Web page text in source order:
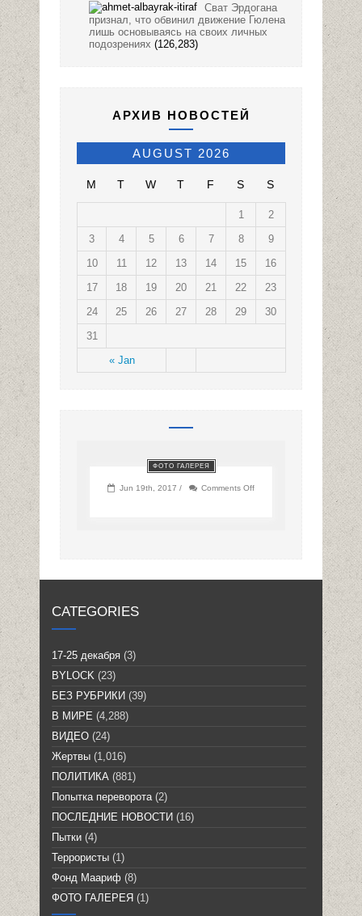
Сват Эрдогана
признал, что обвинил движение Гюлена
лишь основываясь на своих личных
подозрениях (126,283)
АРХИВ НОВОСТЕЙ
AUGUST 2026
M T W T F S S
« Jan
1
2
3
4 5 6 7 8
9
10
11 12 13 14 15
16
17
18 19 20 21 22
23
24
25 26 27 28 29
30
31
ФОТО ГАЛЕРЕЯ
Jun 19th, 2017 / Comments Off
CATEGORIES
17-25 декабря (3)
BYLOCK (23)
БЕЗ РУБРИКИ (39)
В МИРЕ (4,288)
ВИДЕО (24)
Жертвы (1,016)
ПОЛИТИКА (881)
Попытка переворота (2)
ПОСЛЕДНИЕ НОВОСТИ (16)
Пытки (4)
Террористы (1)
Фонд Маариф (8)
ФОТО ГАЛЕРЕЯ (1)